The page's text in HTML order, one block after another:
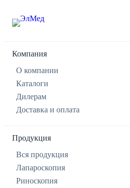
Компания
О компании
Каталоги
Дилерам
Доставка и оплата
Продукция
Вся продукция
Лапароскопия
Риноскопия